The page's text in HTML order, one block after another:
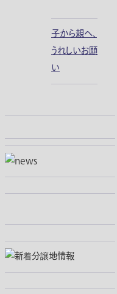
子から親へ、
うれしいお願
い